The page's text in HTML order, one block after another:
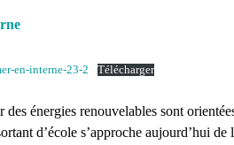
en-interne-23-2 Télécharger
des énergies renouvelables sont
d’école s’approche aujourd’hui